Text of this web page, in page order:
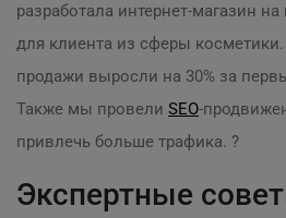
разработала интернет-магазин
для клиента из сферы косметики.
продажи выросли на 30% за
Также мы провели SEO-
привлечь больше трафика. ?
Экспертные